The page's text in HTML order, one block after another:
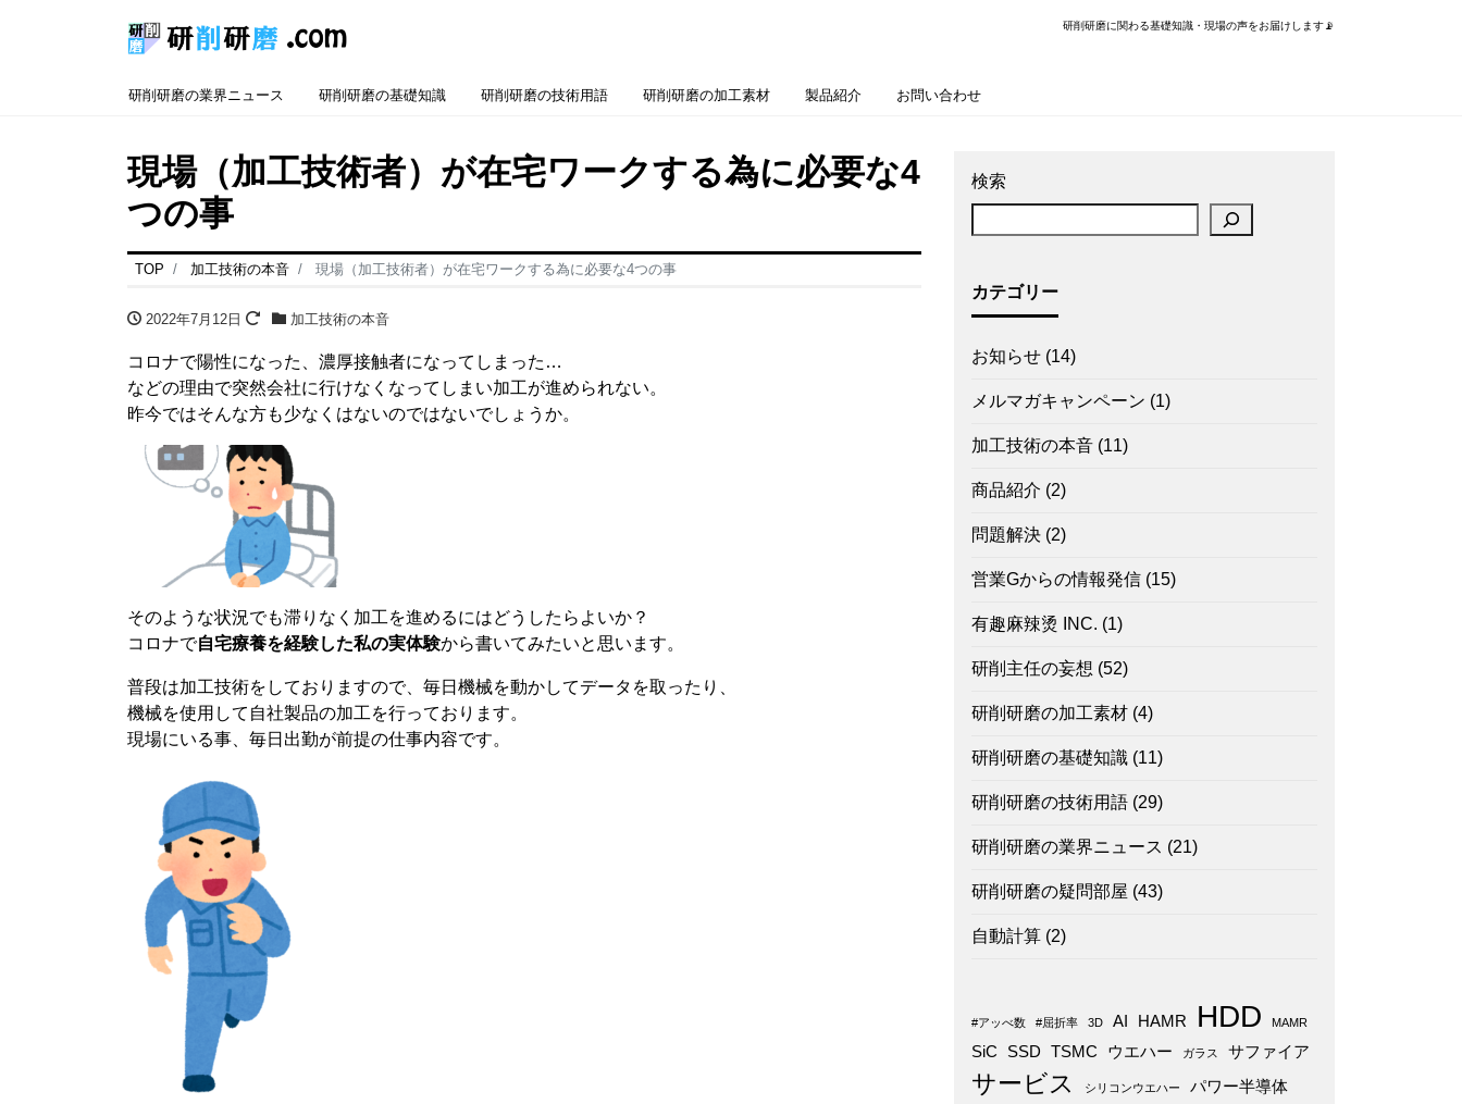
研削研磨に関わる基礎知識・現場の声をお届けします📡
研削研磨の業界ニュース 研削研磨の基礎知識 研削研磨の技術用語 研削研磨の加工素材 製品紹介 お問い合わせ
現場（加工技術者）が在宅ワークする為に必要な4
つの事
TOP 加工技術の本音 現場（加工技術者）が在宅ワークする為に必要な4つの事
2022年7月12日 加工技術の本音
コロナで陽性になった、濃厚接触者になってしまった…
などの理由で突然会社に行けなくなってしまい加工が進められない。
昨今ではそんな方も少なくはないのではないでしょうか。
そのような状況でも滞りなく加工を進めるにはどうしたらよいか？
コロナで自宅療養を経験した私の実体験から書いてみたいと思います。
普段は加工技術をしておりますので、毎日機械を動かしてデータを取ったり、
機械を使用して自社製品の加工を行っております。
現場にいる事、毎日出勤が前提の仕事内容です。
検索
カテゴリー
お知らせ (14)
メルマガキャンペーン (1)
加工技術の本音 (11)
商品紹介 (2)
問題解決 (2)
営業Gからの情報発信 (15)
有趣麻辣烫 INC. (1)
研削主任の妄想 (52)
研削研磨の加工素材 (4)
研削研磨の基礎知識 (11)
研削研磨の技術用語 (29)
研削研磨の業界ニュース (21)
研削研磨の疑問部屋 (43)
自動計算 (2)
#アッべ数 #屈折率 3D AI HAMR HDD MAMR
SiC SSD TSMC ウエハー ガラス サファイア
サービス シリコンウエハー
パワー半導体